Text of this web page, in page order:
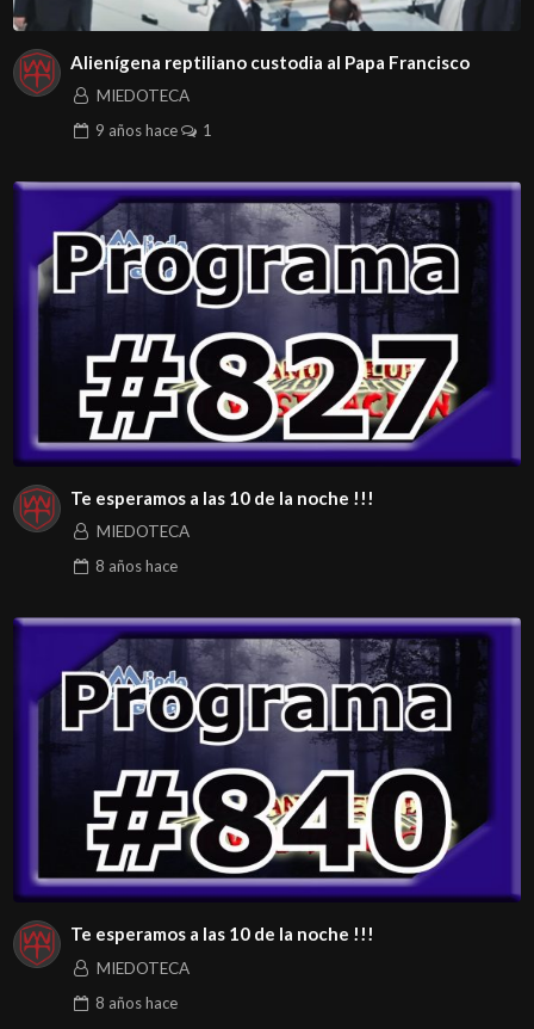
Alienígena reptiliano custodia al Papa Francisco
MIEDOTECA
9 añoshace 1
Te esperamos a las 10 de la noche !!!
MIEDOTECA
8 añoshace
Te esperamos a las 10 de la noche !!!
MIEDOTECA
8 añoshace